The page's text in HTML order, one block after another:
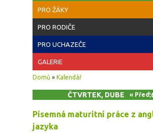
PRO ŽÁKY
PRO RODIČE
PRO UCHAZEČE
GALERIE
Jste zde
Domů » Kalendář
ČTVRTEK, DUBEN 9,« Před
Písemná maturitní práce z
jazyka